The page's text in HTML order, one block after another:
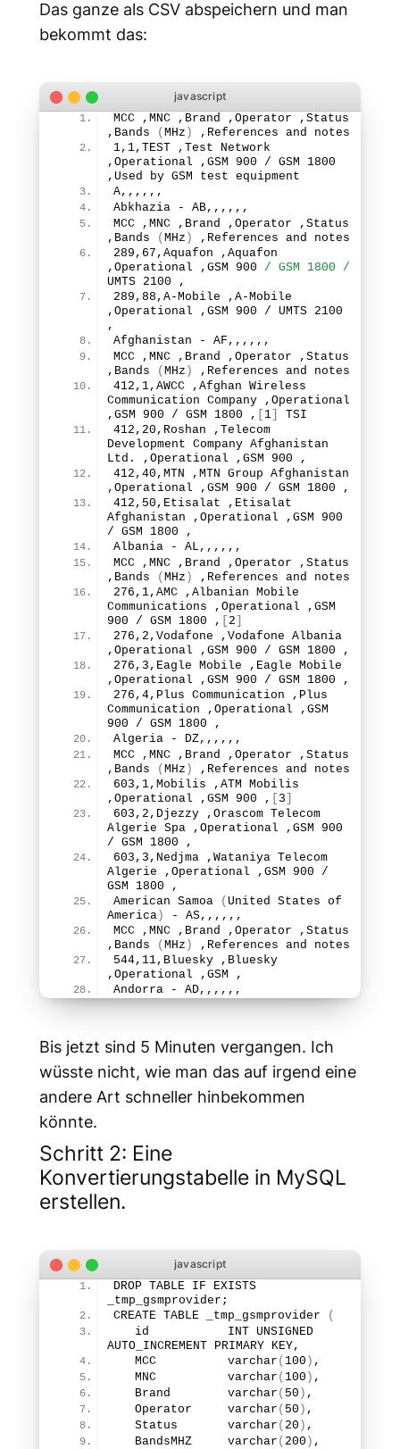
Das ganze als CSV abspeichern und man
bekommt das:
MCC ,MNC ,Brand ,Operator ,Status
, Bands (MHz )
,References and notes
1, 1,TEST ,Test Network
,Operational ,GSM 900 / GSM 1800
,Used by GSM test equipment
A,,,,,,
Abkhazia - AB,,,,,,
MCC ,MNC ,Brand ,Operator ,Status
, Bands (MHz )
,References and notes
289 , 67 ,Aquafon ,Aquafon
,Operational ,GSM 900
/ GSM 1800 /
UMTS 2100 ,
289 , 88 ,A-Mobile ,A-Mobile
,Operational ,GSM 900 / UMTS 2100
,
Afghanistan - AF,,,,,,
MCC ,MNC ,Brand ,Operator ,Status
, Bands (MHz )
,References and notes
412 , 1,AWCC ,Afghan Wireless
Communication Company ,Operational
,GSM 900 / GSM 1800 , [ 1]
TSI
412 , 20 ,Roshan ,Telecom
Development Company Afghanistan
Ltd. ,Operational ,GSM 900 ,
412 , 40 ,MTN ,MTN Group Afghanistan
,Operational ,GSM 900 / GSM 1800 ,
412 , 50 ,Etisalat ,Etisalat
Afghanistan ,Operational ,GSM 900
/ GSM 1800 ,
Albania - AL,,,,,,
MCC ,MNC ,Brand ,Operator ,Status
, Bands (MHz )
,References and notes
276 , 1,AMC ,Albanian Mobile
900 / GSM 1800 , [ 2]
276 , 2 ,Vodafone ,Vodafone Albania
,Operational ,GSM 900 / GSM 1800 ,
276 , 3 ,Eagle Mobile ,Eagle Mobile
,Operational ,GSM 900 / GSM 1800 ,
276 , 4,Plus Communication ,Plus
900 / GSM 1800 ,
Algeria - DZ,,,,,,
MCC ,MNC ,Brand ,Operator ,Status
, Bands (MHz )
,References and notes
603 , 1,Mobilis ,ATM Mobilis
,Operational ,GSM 900 , [ 3]
603 , 2 ,Djezzy ,Orascom Telecom
Algerie Spa ,Operational ,GSM 900
/ GSM 1800 ,
603 , 3 ,Nedjma ,Wataniya Telecom
Algerie ,Operational ,GSM 900 /
GSM 1800 ,
American Samoa (United States of
America)
- AS,,,,,,
MCC ,MNC ,Brand ,Operator ,Status
, Bands (MHz )
,References and notes
544, 11,Bluesky ,Bluesky
,Operational ,GSM ,
Andorra - AD,,,,,,
Bis jetzt sind 5 Minuten vergangen. Ich
wüsste nicht, wie man das auf irgend eine
andere Art schneller hinbekommen
könnte.
Schritt 2: Eine
Konvertierungstabelle in MySQL
erstellen.
DROP TABLE IF EXISTS
_tmp_gsmprovider;
CREATE TABLE
_tmp_gsmprovider
(
   id           INT UNSIGNED
AUTO_INCREMENT PRIMARY KEY,
   MCC
varchar ( 100 ) ,
   MNC
varchar ( 100 ) ,
   Brand
varchar ( 50 ) ,
   Operator
varchar ( 50 ) ,
   Status
varchar ( 20 ) ,
   BandsMHZ
varchar ( 200 ) ,